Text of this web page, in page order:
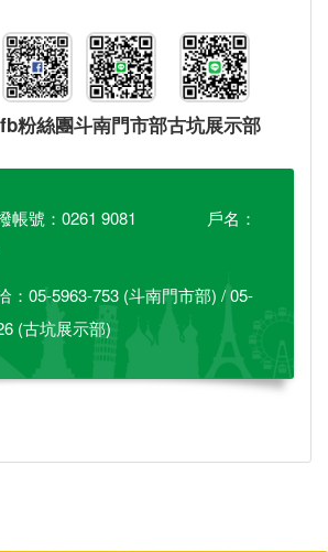
fb粉絲團斗南門市部古坑展示部
撥帳號：0261 9081 戶名：
：05-5963-753 (斗南門市部) / 05-
(古坑展示部)